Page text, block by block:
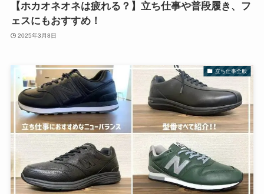
【ホカオネオネは疲れる？】立ち仕事や普段履き、フ
ェスにもおすすめ！
2025年3月8日
立ち仕事全般